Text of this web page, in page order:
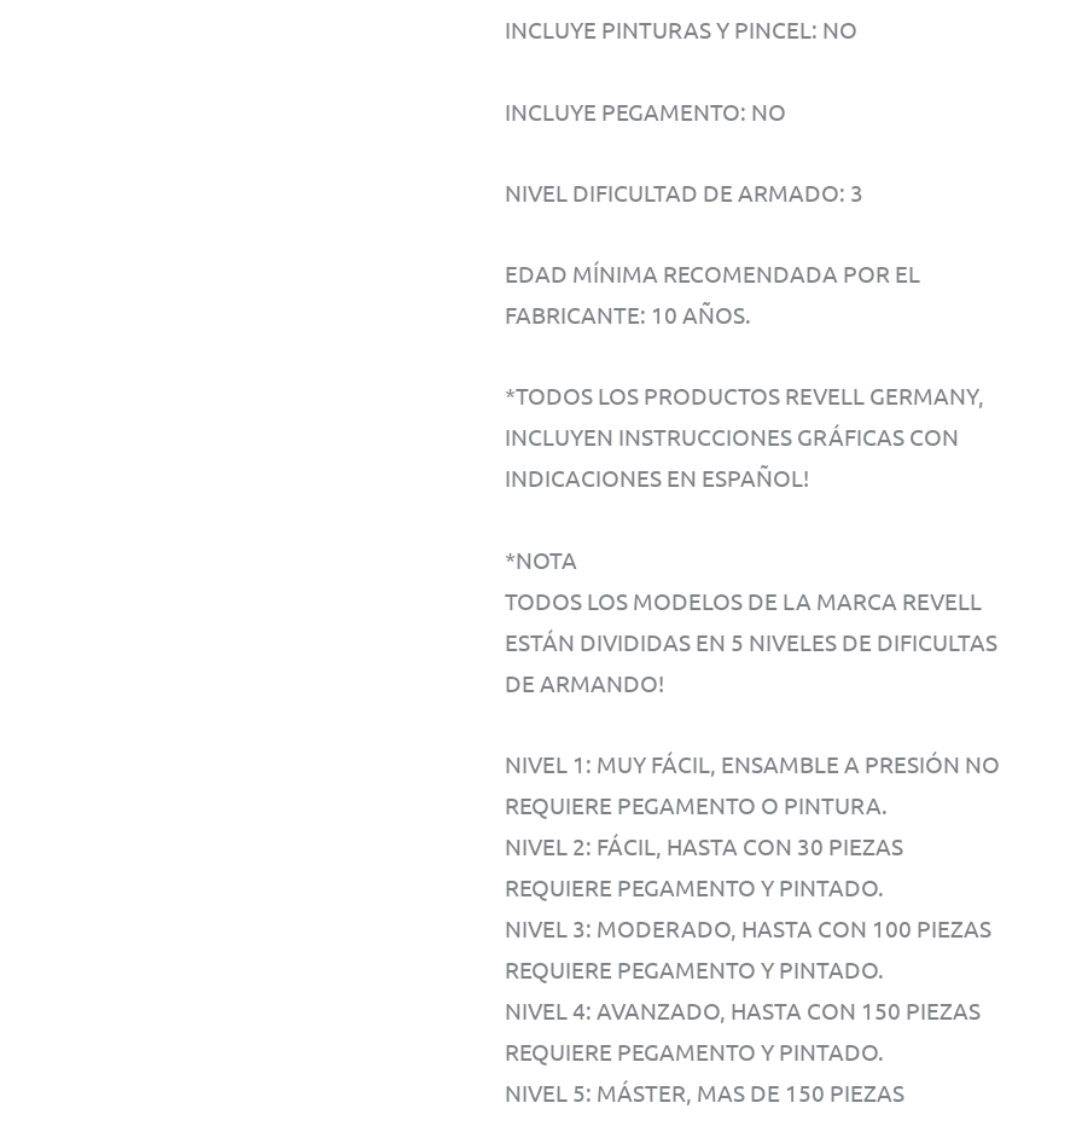
INCLUYE PINTURAS Y PINCEL: NO
INCLUYE PEGAMENTO: NO
NIVEL DIFICULTAD DE ARMADO: 3
EDAD MÍNIMA RECOMENDADA POR EL
FABRICANTE: 10 AÑOS.
*TODOS LOS PRODUCTOS REVELL GERMANY,
INCLUYEN INSTRUCCIONES GRÁFICAS CON
INDICACIONES EN ESPAÑOL!
*NOTA
TODOS LOS MODELOS DE LA MARCA REVELL
ESTÁN DIVIDIDAS EN 5 NIVELES DE DIFICULTAS
DE ARMANDO!
NIVEL 1: MUY FÁCIL, ENSAMBLE A PRESIÓN NO
REQUIERE PEGAMENTO O PINTURA.
NIVEL 2: FÁCIL, HASTA CON 30 PIEZAS
REQUIERE PEGAMENTO Y PINTADO.
NIVEL 3: MODERADO, HASTA CON 100 PIEZAS
REQUIERE PEGAMENTO Y PINTADO.
NIVEL 4: AVANZADO, HASTA CON 150 PIEZAS
REQUIERE PEGAMENTO Y PINTADO.
NIVEL 5: MÁSTER, MAS DE 150 PIEZAS